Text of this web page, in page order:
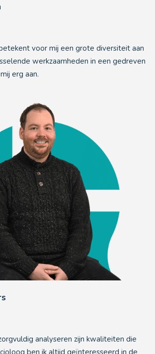
voor mij een grote diversiteit aan
werkzaamheden in een gedreven
erg aan.
analyseren zijn kwaliteiten die